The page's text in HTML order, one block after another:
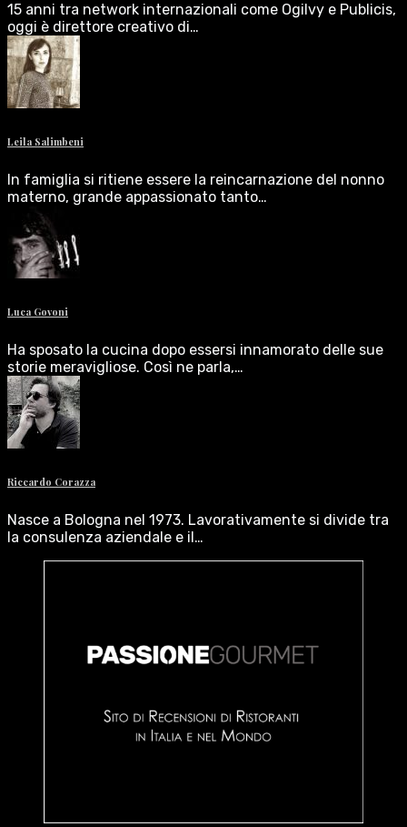
15 anni tra network internazionali come Ogilvy e Publicis,
oggi è direttore creativo di…
Leila Salimbeni
In famiglia si ritiene essere la reincarnazione del nonno
materno, grande appassionato tanto…
Luca Govoni
Ha sposato la cucina dopo essersi innamorato delle sue
storie meravigliose. Così ne parla,…
Riccardo Corazza
Nasce a Bologna nel 1973. Lavorativamente si divide tra
la consulenza aziendale e il…